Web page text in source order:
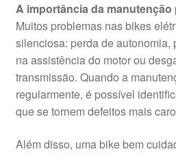
A importância da manutenção
Muitos problemas nas bikes
silenciosa: perda de autonomia,
na assistência do motor ou
transmissão. Quando a
regularmente, é possível
que se tornem defeitos mais
Além disso, uma bike bem